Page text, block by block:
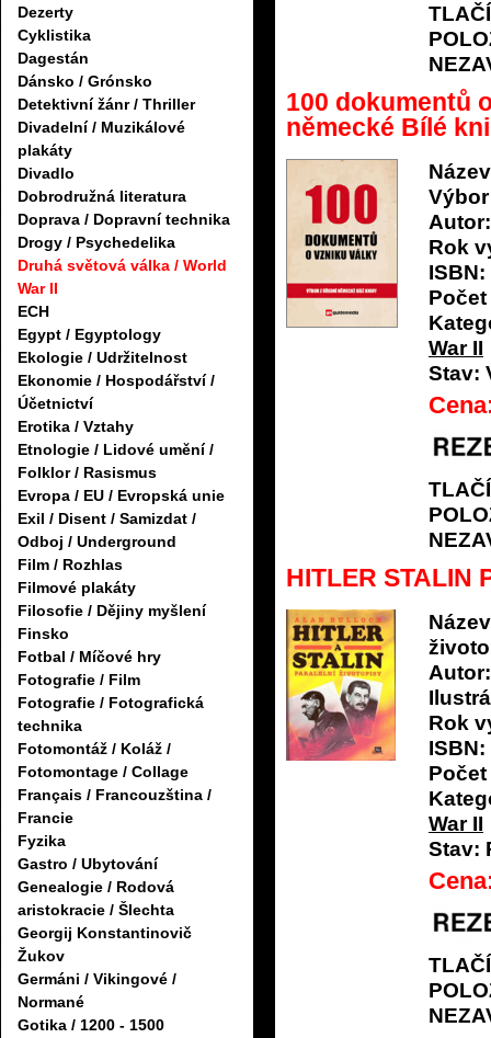
Dezerty
Cyklistika
Dagestán
Dánsko / Grónsko
Detektivní žánr / Thriller
Divadelní / Muzikálové
plakáty
Divadlo
Dobrodružná literatura
Doprava / Dopravní technika
Drogy / Psychedelika
Druhá světová válka / World
War II
ECH
Egypt / Egyptology
Ekologie / Udržitelnost
Ekonomie / Hospodářství /
Účetnictví
Erotika / Vztahy
Etnologie / Lidové umění /
Folklor / Rasismus
Evropa / EU / Evropská unie
Exil / Disent / Samizdat /
Odboj / Underground
Film / Rozhlas
Filmové plakáty
Filosofie / Dějiny myšlení
Finsko
Fotbal / Míčové hry
Fotografie / Film
Fotografie / Fotografická
technika
Fotomontáž / Koláž /
Fotomontage / Collage
Français / Francouzština /
Francie
Fyzika
Gastro / Ubytování
Genealogie / Rodová
aristokracie / Šlechta
Georgij Konstantinovič
Žukov
Germáni / Vikingové /
Normané
Gotika / 1200 - 1500
100 dokumentů
německé Bílé
Autor:
Rok
ISBN:
War II
Stav:
HITLER STALIN
Autor:
Rok
ISBN:
War II
Stav: